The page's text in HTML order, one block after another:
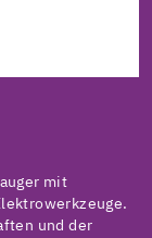
mit
und der